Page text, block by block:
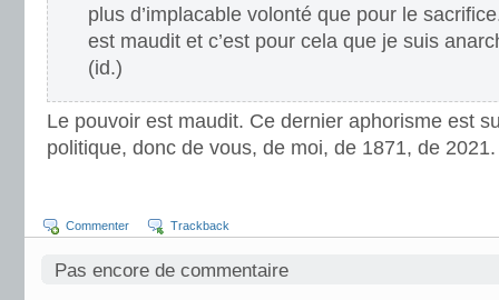
plus d’implacable volonté que pour le
est maudit et c’est pour cela que je suis
(id.)
Le pouvoir est maudit. Ce dernier aphorisme est
politique, donc de vous, de moi, de 1871, de 2021.
Commenter Trackback
Pas encore de commentaire